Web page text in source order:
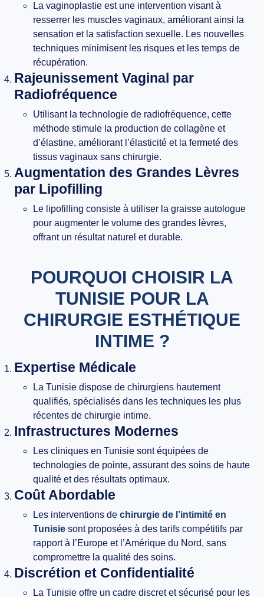
La vaginoplastie est une intervention visant à
resserrer les muscles vaginaux, améliorant ainsi la
sensation et la satisfaction sexuelle. Les nouvelles
techniques minimisent les risques et les temps de
récupération.
Rajeunissement Vaginal par
Radiofréquence
Utilisant la technologie de radiofréquence, cette
méthode stimule la production de collagène et
d’élastine, améliorant l’élasticité et la fermeté des
tissus vaginaux sans chirurgie.
Augmentation des Grandes Lèvres
par Lipofilling
Le lipofilling consiste à utiliser la graisse autologue
pour augmenter le volume des grandes lèvres,
offrant un résultat naturel et durable.
POURQUOI CHOISIR LA
TUNISIE POUR LA
CHIRURGIE ESTHÉTIQUE
INTIME ?
Expertise Médicale
La Tunisie dispose de chirurgiens hautement
qualifiés, spécialisés dans les techniques les plus
récentes de chirurgie intime.
Infrastructures Modernes
Les cliniques en Tunisie sont équipées de
technologies de pointe, assurant des soins de haute
qualité et des résultats optimaux.
Coût Abordable
Les interventions de chirurgie de l’intimité en
Tunisie sont proposées à des tarifs compétitifs par
rapport à l’Europe et l’Amérique du Nord, sans
compromettre la qualité des soins.
Discrétion et Confidentialité
La Tunisie offre un cadre discret et sécurisé pour les